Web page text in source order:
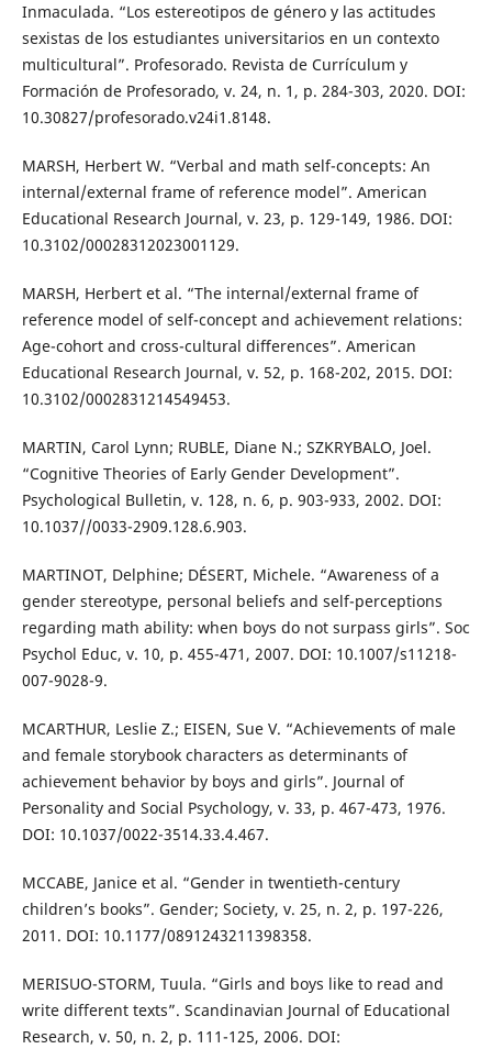
Inmaculada. “Los estereotipos de género y las actitudes
sexistas de los estudiantes universitarios en un contexto
multicultural”. Profesorado. Revista de Currículum y
Formación de Profesorado, v. 24, n. 1, p. 284-303, 2020. DOI:
10.30827/profesorado.v24i1.8148.
MARSH, Herbert W. “Verbal and math self-concepts: An
internal/external frame of reference model”. American
Educational Research Journal, v. 23, p. 129-149, 1986. DOI:
10.3102/00028312023001129.
MARSH, Herbert et al. “The internal/external frame of
reference model of self-concept and achievement relations:
Age-cohort and cross-cultural diﬀerences”. American
Educational Research Journal, v. 52, p. 168-202, 2015. DOI:
10.3102/0002831214549453.
MARTIN, Carol Lynn; RUBLE, Diane N.; SZKRYBALO, Joel.
“Cognitive Theories of Early Gender Development”.
Psychological Bulletin, v. 128, n. 6, p. 903-933, 2002. DOI:
10.1037//0033-2909.128.6.903.
MARTINOT, Delphine; DÉSERT, Michele. “Awareness of a
gender stereotype, personal beliefs and self-perceptions
regarding math ability: when boys do not surpass girls”. Soc
Psychol Educ, v. 10, p. 455-471, 2007. DOI: 10.1007/s11218-
007-9028-9.
MCARTHUR, Leslie Z.; EISEN, Sue V. “Achievements of male
and female storybook characters as determinants of
achievement behavior by boys and girls”. Journal of
Personality and Social Psychology, v. 33, p. 467-473, 1976.
DOI: 10.1037/0022-3514.33.4.467.
MCCABE, Janice et al. “Gender in twentieth-century
children’s books”. Gender; Society, v. 25, n. 2, p. 197-226,
2011. DOI: 10.1177/0891243211398358.
MERISUO-STORM, Tuula. “Girls and boys like to read and
write different texts”. Scandinavian Journal of Educational
Research, v. 50, n. 2, p. 111-125, 2006. DOI: